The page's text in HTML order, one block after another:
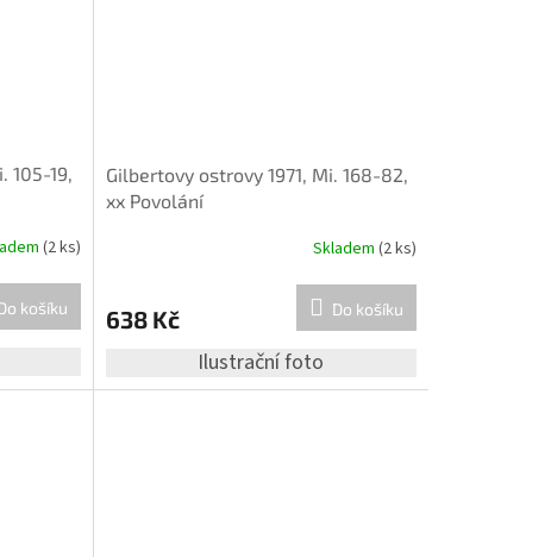
105-19,
(2 ks)
košíku
Gilbertovy ostrovy 1971, Mi. 168-82,
xx Povolání
Skladem (2 ks)
638 Kč Do košíku
Ilustrační foto